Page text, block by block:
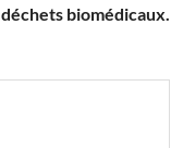
déchets biomédicaux.